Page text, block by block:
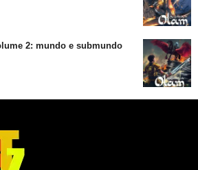
2: mundo e submundo